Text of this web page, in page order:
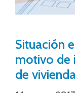
Situación
motivo de
de